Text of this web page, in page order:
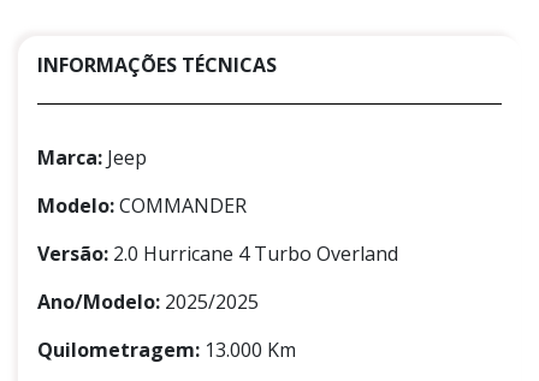
INFORMAÇÕES TÉCNICAS
Marca: Jeep
Modelo:COMMANDER
Versão: 2.0 Hurricane 4 Turbo Overland
Ano/Modelo: 2025/2025
Quilometragem: 13.000 Km